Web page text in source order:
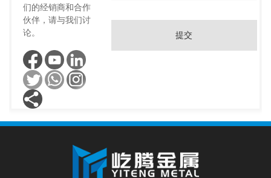
们的经销商和合作
伙伴，请与我们讨
论。
提交